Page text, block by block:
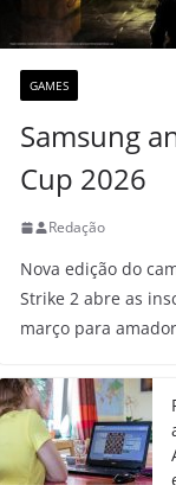
GAMES
Samsung
Cup 2026
Redação
Nova edição do
Strike 2 abre as
março para